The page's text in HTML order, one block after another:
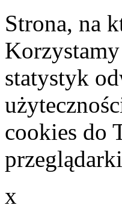
Strona, na
statystyk
cookies do
x